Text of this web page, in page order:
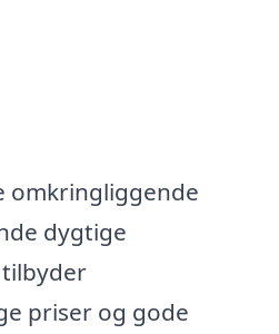
omkringliggende
dygtige
priser og gode